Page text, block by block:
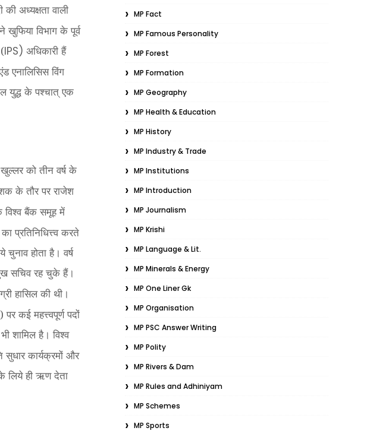
अध्यक्षता वाली
खुफिया विभाग के पूर्व
IPS) अधिकारी हैं
एनालिसिस विंग
युद्ध के पश्चात् एक
को तीन वर्ष के
के तौर पर राजेश
विश्व बैंक समूह में
प्रतिनिधित्त्व करते
होता है। वर्ष
सचिव रह चुके हैं।
हासिल की थी।
कई महत्त्वपूर्ण पदों
शामिल है। विश्व
कार्यक्रमों और
के लिये ही ऋण देता
MP Fact
MP Famous Personality
MP Forest
MP Formation
MP Geography
MP Health & Education
MP History
MP Industry & Trade
MP Institutions
MP Introduction
MP Journalism
MP Krishi
MP Language & Lit.
MP Minerals & Energy
MP One Liner Gk
MP Organisation
MP PSC Answer Writing
MP Polity
MP Rivers & Dam
MP Rules and Adhiniyam
MP Schemes
MP Sports